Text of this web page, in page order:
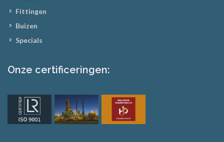
Fittingen
Buizen
Specials
Onze certificeringen: